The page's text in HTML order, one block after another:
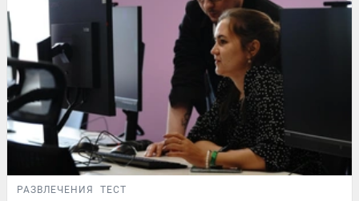
РАЗВЛЕЧЕНИЯ ТЕСТ